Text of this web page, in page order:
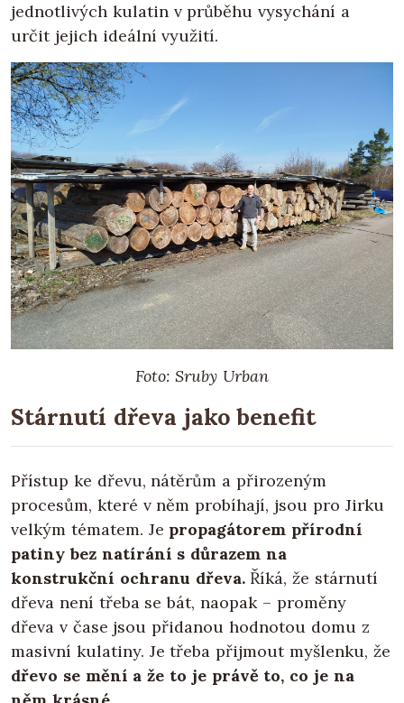
jednotlivých kulatin v průběhu vysychání a
určit jejich ideální využití.
Foto: Sruby Urban
Stárnutí dřeva jako benefit
Přístup ke dřevu, nátěrům a přirozeným
procesům, které v něm probíhají, jsou pro Jirku
velkým tématem. Je propagátorem přírodní
patiny bez natírání s důrazem na
konstrukční ochranu dřeva.Říká, že stárnutí
dřeva není třeba se bát, naopak – proměny
dřeva v čase jsou přidanou hodnotou domu z
masivní kulatiny. Je třeba přijmout myšlenku, že
dřevo se mění a že to je právě to, co je na